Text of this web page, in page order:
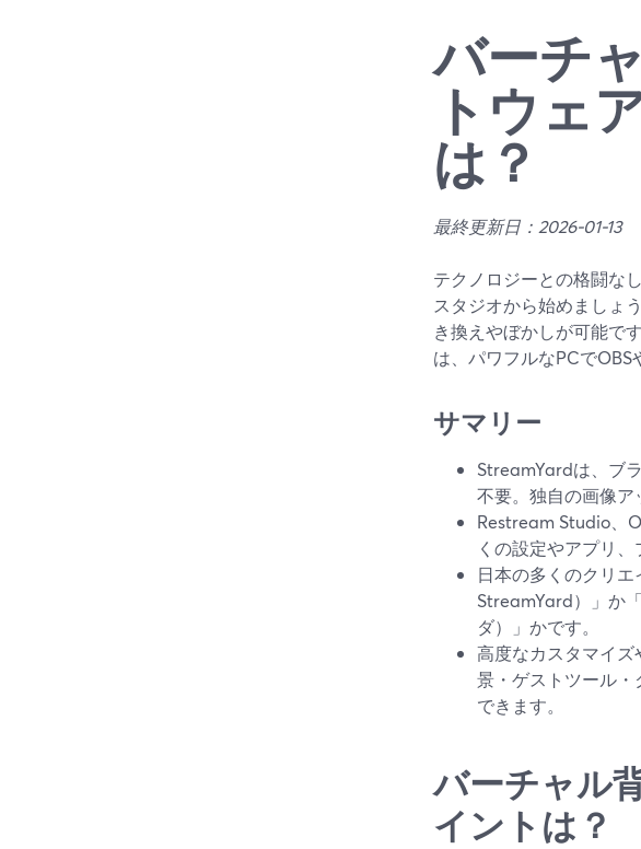
バーチ
トウェ
は？
最終更新日：2026-01-13
テクノロジーとの格闘な
スタジオから始めましょ
き換えやぼかしが可能で
は、パワフルなPCでOBS
サマリー
StreamYardは、ブ
不要。独自の画像
Restream Studio、
くの設定やアプリ
日本の多くのクリ
StreamYard）」か
ダ）」かです。
高度なカスタマイ
景・ゲストツール
できます。
バーチャル
イントは？